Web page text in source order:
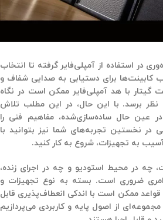
در استفاده از آمپلی‌فایر گرفته تا انتخاب
کابینت‌ها برای دستیابی به صدایی شفاف و
گیتار با هد آمپلی‌فایر ممکن است در نگاه
نظر برسد. با این حال، در این مطلب تلاش
عین حال ساده‌سازی‌شده، مفاهیم فنی را
در نخستین تجربه‌های شما نیز بتوانید با
به تجهیزات، شروع به کار کنید.
چه در محیط استودیو و چه در اجرای زنده،
ضروری است. بسته به نوع تجهیزات و
ممکن است با اندکی انعطاف‌پذیری قابل
مجموعه‌ای از اصول پایه و کاربردی می‌پردازیم